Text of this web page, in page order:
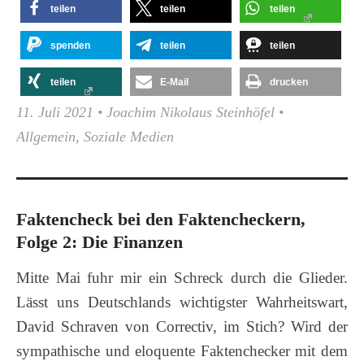
teilen teilen teilen
spenden teilen teilen
teilen E-Mail drucken
11. Juli 2021 • Joachim Nikolaus Steinhöfel •
Allgemein, Soziale Medien
Faktencheck bei den Faktencheckern,
Folge 2: Die Finanzen
Mitte Mai fuhr mir ein Schreck durch die Glieder.
Lässt uns Deutschlands wichtigster Wahrheitswart,
David Schraven von Correctiv, im Stich? Wird der
sympathische und eloquente Faktenchecker mit dem